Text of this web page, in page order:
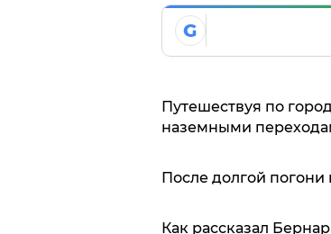
G
Путешествуя по
наземными
После долгой погони
Как рассказал